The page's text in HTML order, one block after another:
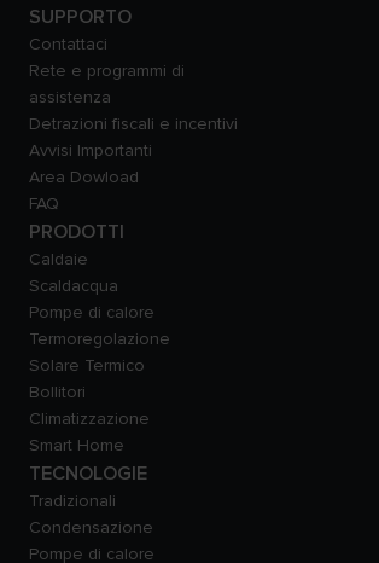
SUPPORTO
Contattaci
Rete e programmi di
assistenza
Detrazioni fiscali e incentivi
Avvisi Importanti
Area Dowload
FAQ
PRODOTTI
Caldaie
Scaldacqua
Pompe di calore
Termoregolazione
Solare Termico
Bollitori
Climatizzazione
Smart Home
TECNOLOGIE
Tradizionali
Condensazione
Pompe di calore